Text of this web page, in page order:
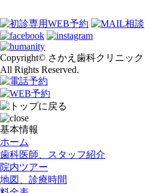
Copyright© さかえ歯科クリニック
All Rights Reserved.
基本情報
ホーム
歯科医師、スタッフ紹介
院内ツアー
地図、診療時間